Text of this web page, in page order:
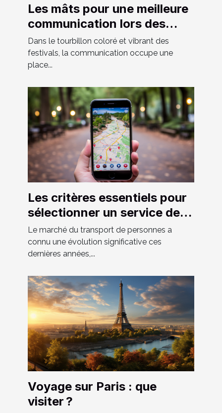
Les mâts pour une meilleure
communication lors des
festivals
Dans le tourbillon coloré et vibrant des
festivals, la communication occupe une
place...
Les critères essentiels pour
sélectionner un service de
VTC fiable et confortable
Le marché du transport de personnes a
connu une évolution significative ces
dernières années,...
Voyage sur Paris : que
visiter ?